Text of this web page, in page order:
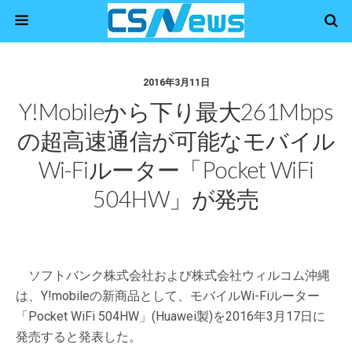
2016年3月11日
Y!mobileから下り最大261Mbps
の超高速通信が可能なモバイル
Wi-Fiルーター「Pocket WiFi
504HW」が発売
ソフトバンク株式会社および株式会社ウィルコム沖縄
は、Y!mobileの新商品として、モバイルWi-Fiルーター
「Pocket WiFi 504HW」(Huawei製)を2016年3月17日に
発売すると発表した。